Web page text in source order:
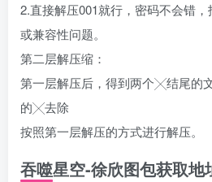
2.直接解压001就行，密码不会错
或兼容性问题。
第二层解压缩：
第一层解压后，得到两个╳结尾的
的╳去除
按照第一层解压的方式进行解压。
吞噬星空-徐欣图包获取地